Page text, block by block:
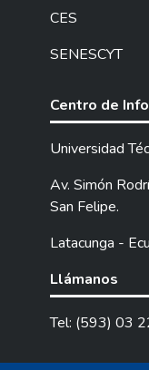
CES
SENESCYT
Centro de
Universidad
Av. Simón
San Felipe.
Latacunga -
Llámanos
Tel: (593) 03